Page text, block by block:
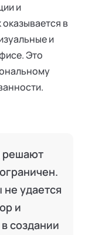
и
в
и
Это
решают
удается
и
создании